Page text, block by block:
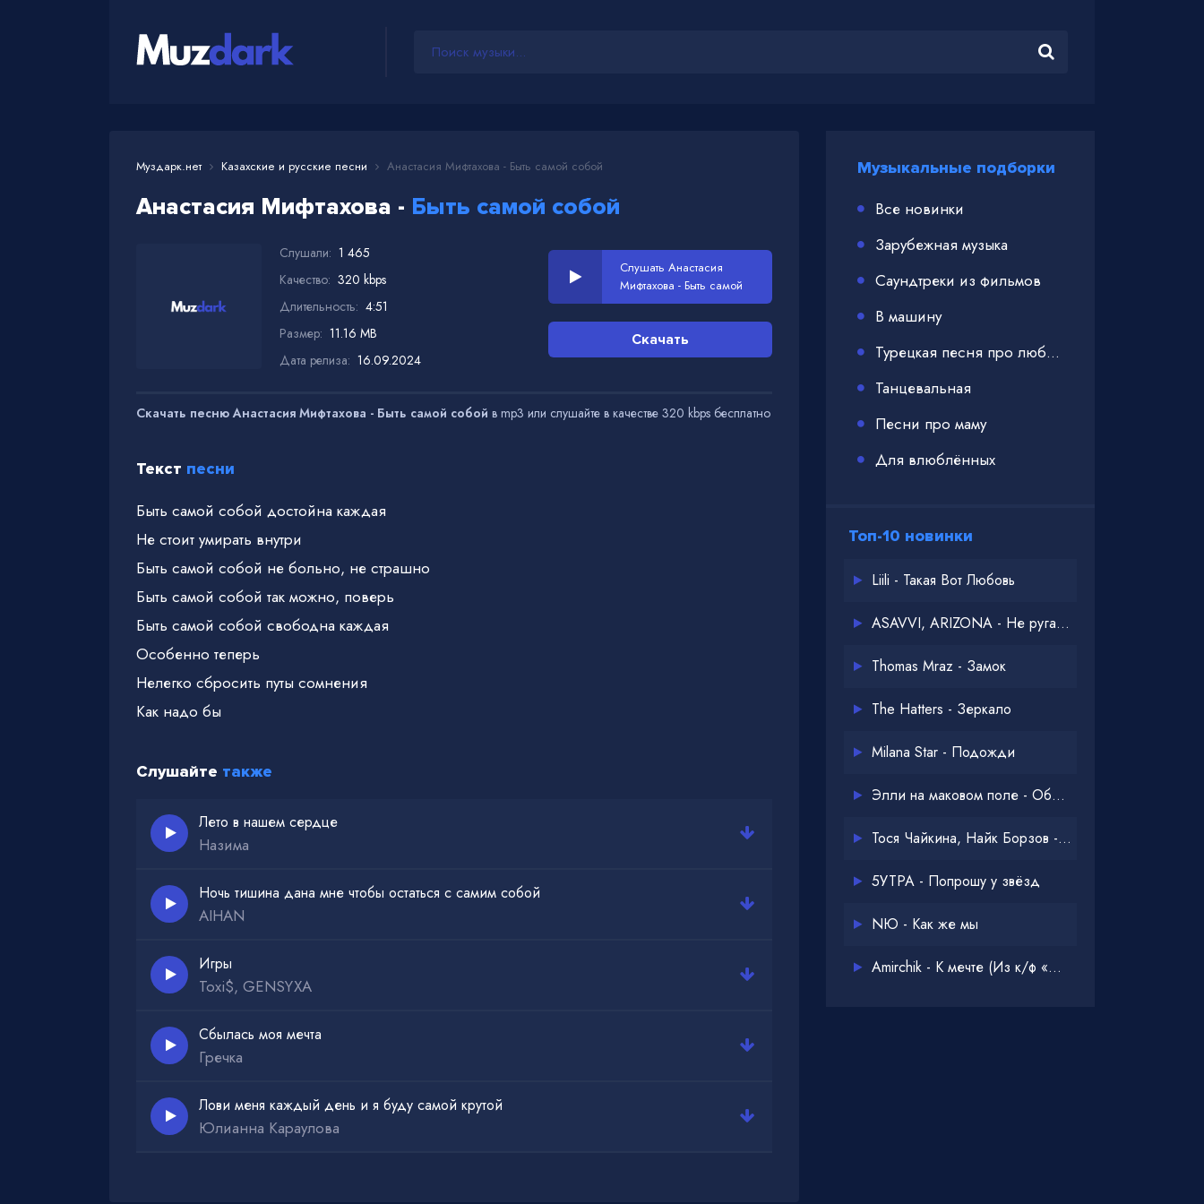
Муздарк.нет Казахские и русские песни Анастасия Мифтахова - Быть самой собой
Анастасия Мифтахова - Быть самой собой
Слушали: 1 465
Качество: 320 kbps
Длительность: 4:51
Размер: 11.16 MB
Дата релиза: 16.09.2024
Слушать Анастасия
Мифтахова - Быть самой
собой
Скачать
Скачать песню Анастасия Мифтахова - Быть самой собой в mp3 или слушайте в качестве 320 kbps бесплатно
Текст песни
Быть самой собой достойна каждая
Не стоит умирать внутри
Быть самой собой не больно, не страшно
Быть самой собой так можно, поверь
Быть самой собой свободна каждая
Особенно теперь
Нелегко сбросить путы сомнения
Как надо бы
Слушайте также
Лето в нашем сердце
Назима
Ночь тишина дана мне чтобы остаться с самим собой
AIHAN
Игры
Toxi$, GENSYXA
Сбылась моя мечта
Гречка
Лови меня каждый день и я буду самой крутой
Юлианна Караулова
Музыкальные подборки
Все новинки
Зарубежная музыка
Саундтреки из фильмов
В машину
Турецкая песня про любовь
Танцевальная
Песни про маму
Для влюблённых
Топ-10 новинки
Liili - Такая Вот Любовь
ASAVVI, ARIZONA - Не ругайся
Thomas Mraz - Замок
The Hatters - Зеркало
Milana Star - Подожди
Элли на маковом поле - Обнимай
Тося Чайкина, Найк Борзов - Опять
5УТРА - Попрошу у звёзд
NЮ - Как же мы
Amirchik - К мечте (Из к/ф «Одна дома 3»)